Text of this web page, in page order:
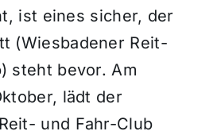
ist eines sicher, der
(Wiesbadener Reit-
steht bevor. Am
lädt der
und Fahr-Club